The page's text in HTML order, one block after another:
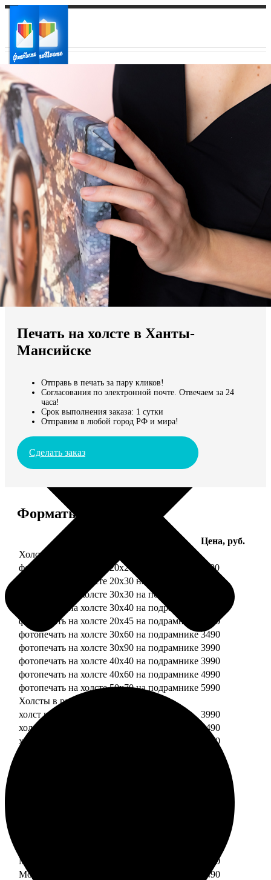
Ваш город:
Ваш регион доставки
Выберите из списка:
Мы доставляем по всему миру
Продолжить без города
Печать на холсте в Ханты-
Мансийске
Отправь в печать за пару кликов!
Согласования по электронной почте. Отвечаем за 24
часа!
Срок выполнения заказа: 1 сутки
Отправим в любой город РФ и мира!
Сделать заказ
Форматы и цены
Цена, руб.
Холсты
фотопечать на холсте 20х20 на подрамнике
1190
фотопечать на холсте 20х30 на подрамнике
фотопечать на холсте 30х30 на подрамнике
фотопечать на холсте 30х40 на подрамнике
фотопечать на холсте 20х45 на подрамнике
2490
фотопечать на холсте 30х60 на подрамнике 3490
фотопечать на холсте 30х90 на подрамнике 3990
фотопечать на холсте 40х40 на подрамнике 3990
фотопечать на холсте 40х60 на подрамнике 4990
фотопечать на холсте 50х70 на подрамнике 5990
Холсты в раме
холст в раме 20х20
3990
холст в раме 20х30
4490
холст в раме 30х30
4990
Модульный холст из двух частей 30х40
4990
Модульный холст из трех частей 30х40
7490